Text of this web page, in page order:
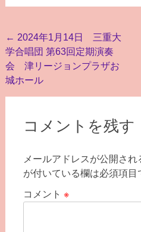
投
稿
ナ
ビ
← 2024年1月14日 三重大
学合唱団 第63回定期演奏
会 津リージョンプラザお
城ホール
コメントを残す
メールアドレスが公開され
が付いている欄は必須項目
コメント ※